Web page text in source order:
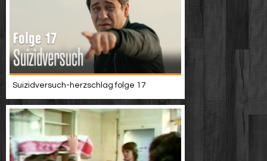
Suizidversuch-herzschlag folge 17